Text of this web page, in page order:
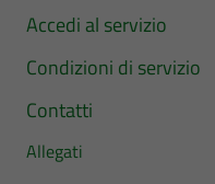
Accedi al servizio
Condizioni di servizio
Contatti
Allegati